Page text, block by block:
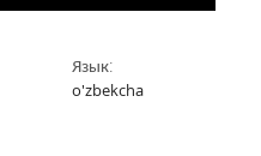
Язык:
o'zbekcha